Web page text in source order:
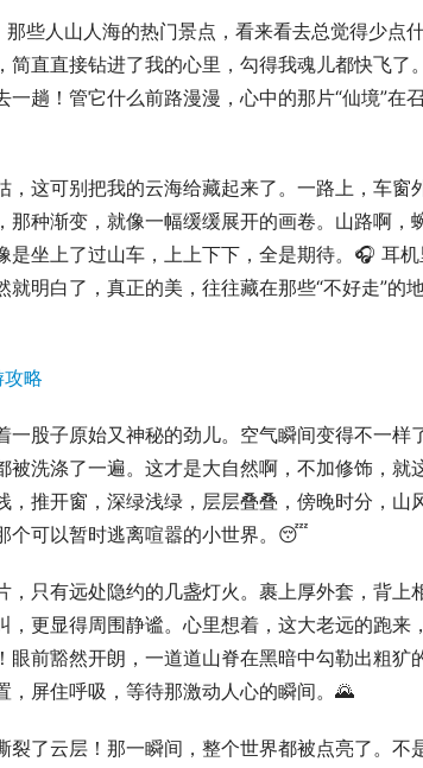
些人山人海的热门景点，看来看去总觉得少点
直直接钻进了我的心里，勾得我魂儿都快飞了
趟！管它什么前路漫漫，心中的那片“仙境”在召
这可别把我的云海给藏起来了。一路上，车窗
种渐变，就像一幅缓缓展开的画卷。山路啊，
坐上了过山车，上上下下，全是期待。🎧 耳机
明白了，真正的美，往往藏在那些“不好走”的
股子原始又神秘的劲儿。空气瞬间变得不一样
洗涤了一遍。这才是大自然啊，不加修饰，就
推开窗，深绿浅绿，层层叠叠，傍晚时分，山
个可以暂时逃离喧嚣的小世界。😴
只有远处隐约的几盏灯火。裹上厚外套，背上
更显得周围静谧。心里想着，这大老远的跑来
前豁然开朗，一道道山脊在黑暗中勾勒出粗犷
，屏住呼吸，等待那激动人心的瞬间。🌄
了云层！那一瞬间，整个世界都被点亮了。不